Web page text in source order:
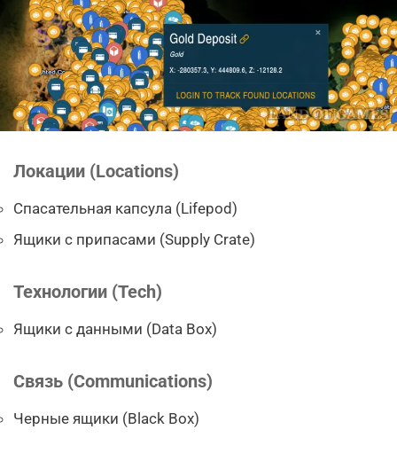
Локации (Locations)
Спасательная капсула (Lifepod)
Ящики с припасами (Supply Crate)
Технологии (Tech)
Ящики с данными (Data Box)
Связь (Communications)
Черные ящики (Black Box)